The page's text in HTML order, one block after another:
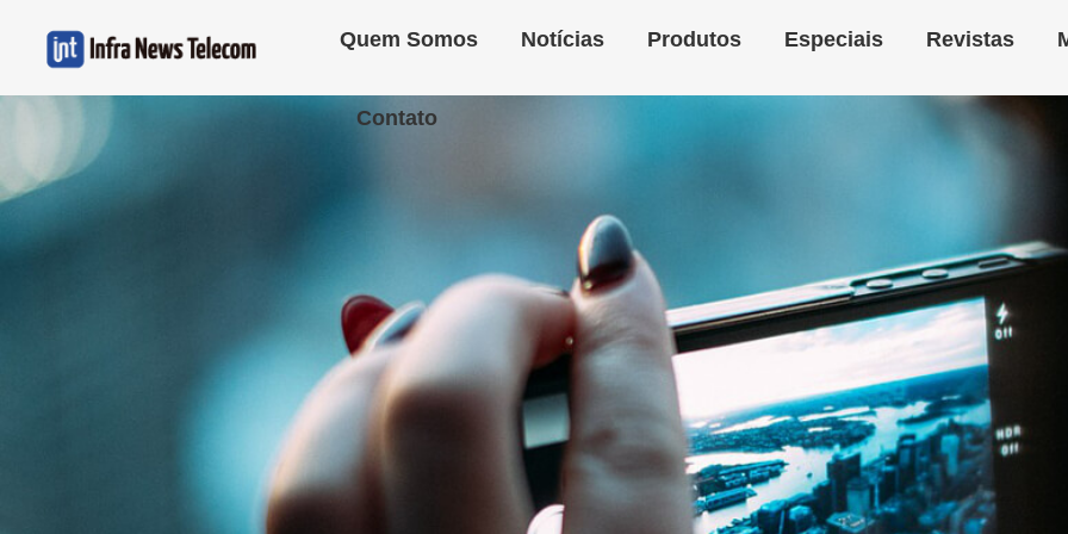
Quem Somos Notícias Produtos Especiais Revistas
Contato